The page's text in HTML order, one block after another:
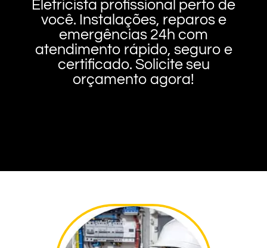
Eletricista profissional perto de
você. Instalações, reparos e
emergências 24h com
atendimento rápido, seguro e
certificado. Solicite seu
orçamento agora!